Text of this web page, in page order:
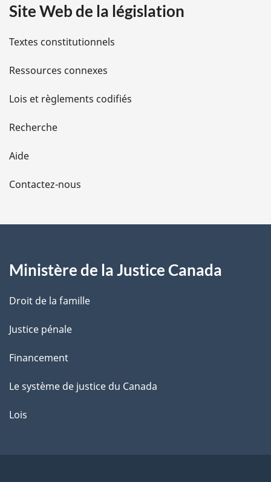
i
l
s
d
e
l
a
e
Site Web de la législation
Textes constitutionnels
Ressources connexes
Lois et règlements codifiés
Recherche
Aide
Contactez-nous
Ministère de la Justice Canada
Droit de la famille
Justice pénale
Financement
Le système de justice du Canada
Lois